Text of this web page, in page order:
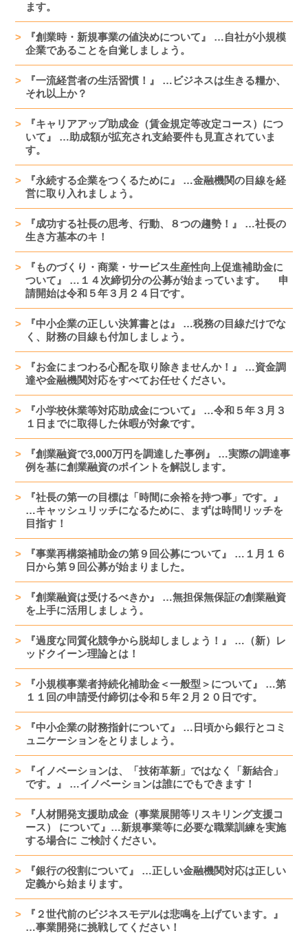
ます。
『創業時・新規事業の値決めについて』 …自社が小規模
企業であることを自覚しましょう。
『一流経営者の生活習慣！』 …ビジネスは生きる糧か、
それ以上か？
『キャリアアップ助成金（賃金規定等改定コース）につ
いて』 …助成額が拡充され支給要件も見直されていま
す。
『永続する企業をつくるために』 …金融機関の目線を経
営に取り入れましょう。
『成功する社長の思考、行動、８つの趨勢！』 …社長の
生き方基本のキ！
『ものづくり・商業・サービス生産性向上促進補助金に
ついて』 …１４次締切分の公募が始まっています。 申
請開始は令和５年３月２４日です。
『中小企業の正しい決算書とは』 …税務の目線だけでな
く、財務の目線も付加しましょう。
『お金にまつわる心配を取り除きませんか！』 …資金調
達や金融機関対応をすべてお任せください。
『小学校休業等対応助成金について』 …令和５年３月３
１日までに取得した休暇が対象です。
『創業融資で3,000万円を調達した事例』 …実際の調達事
例を基に創業融資のポイントを解説します。
『社長の第一の目標は「時間に余裕を持つ事」です。』
…キャッシュリッチになるために、まずは時間リッチを
目指す！
『事業再構築補助金の第９回公募について』 …１月１６
日から第９回公募が始まりました。
『創業融資は受けるべきか』 …無担保無保証の創業融資
を上手に活用しましょう。
『過度な同質化競争から脱却しましょう！』 …（新）レ
ッドクイーン理論とは！
『小規模事業者持続化補助金＜一般型＞について』 …第
１１回の申請受付締切は令和５年２月２０日です。
『中小企業の財務指針について』 …日頃から銀行とコミ
ュニケーションをとりましょう。
『イノベーションは、「技術革新」ではなく「新結合」
です。』 …イノベーションは誰にでもできます！
『人材開発支援助成金（事業展開等リスキリング支援コ
ース） について』…新規事業等に必要な職業訓練を実施
する場合に ご検討ください。
『銀行の役割について』 …正しい金融機関対応は正しい
定義から始まります。
『２世代前のビジネスモデルは悲鳴を上げています。』
…事業開発に挑戦してください！